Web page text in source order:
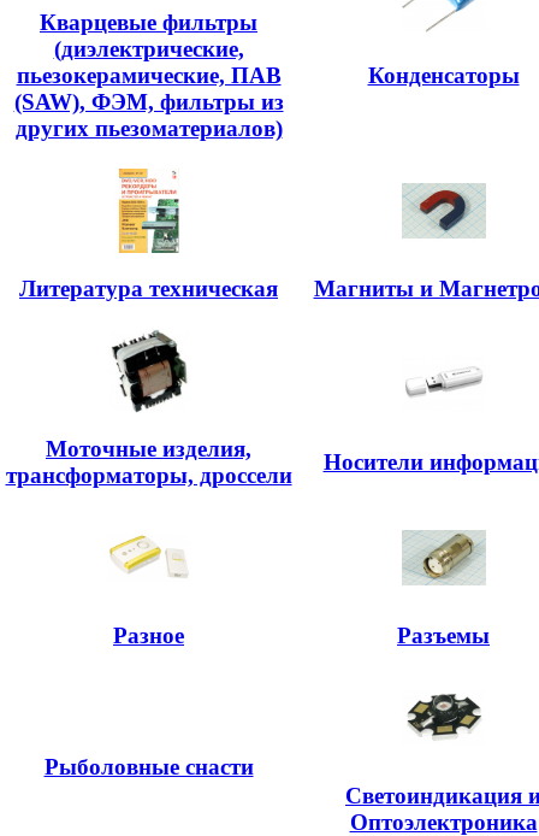
Кварцевые фильтры
(диэлектрические,
пьезокерамические, ПАВ
(SAW), ФЭМ, фильтры из
других пьезоматериалов)
Конденсаторы
Литература техническая Магниты и
Моточные изделия,
трансформаторы, дроссели
Носители
Разное Разъемы
Рыболовные снасти
Светоиндикация
Оптоэлектроника